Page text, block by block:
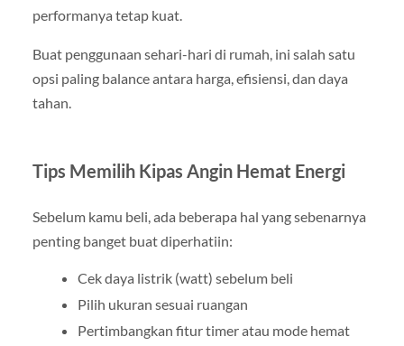
performanya tetap kuat.
Buat penggunaan sehari-hari di rumah, ini salah satu
opsi paling balance antara harga, efisiensi, dan daya
tahan.
Tips Memilih Kipas Angin Hemat Energi
Sebelum kamu beli, ada beberapa hal yang sebenarnya
penting banget buat diperhatiin:
Cek daya listrik (watt) sebelum beli
Pilih ukuran sesuai ruangan
Pertimbangkan fitur timer atau mode hemat